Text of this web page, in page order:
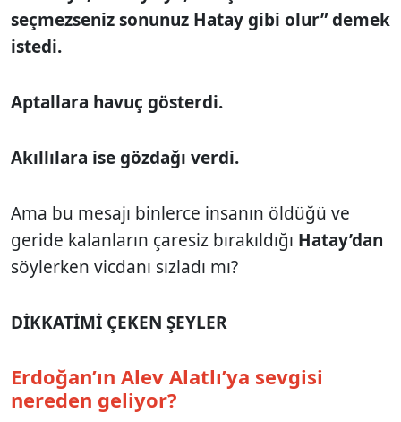
seçmezseniz sonunuz Hatay gibi olur” demek
istedi.
Aptallara havuç gösterdi.
Akıllılara ise gözdağı verdi.
Ama bu mesajı binlerce insanın öldüğü ve
geride kalanların çaresiz bırakıldığı Hatay’dan
söylerken vicdanı sızladı mı?
DİKKATİMİ ÇEKEN ŞEYLER
Erdoğan’ın Alev Alatlı’ya sevgisi
nereden geliyor?